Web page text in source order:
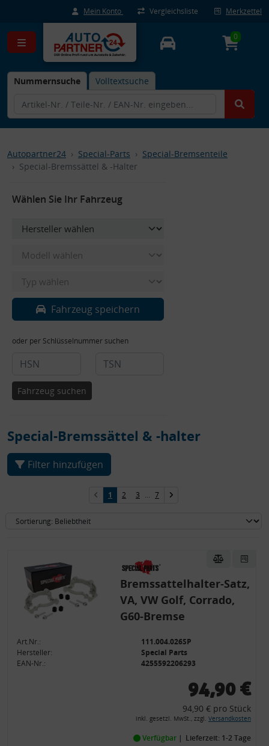
Mein Konto Vergleichsliste Merkzettel
Nummernsuche Volltextsuche
0
Autopartner24 Special-Parts
Special-Bremsenteile
Special-Bremssättel & -Halter
Wählen Sie Ihr Fahrzeug
Fahrzeug speichern
oder per Schlüsselnummer suchen
Fahrzeug suchen
Special-Bremssättel & -halter
Filter hinzufügen
1 2 3 ... 7
Bremssattelhalter-Satz,
VA, VW Golf, Corrado,
G60-Bremse
Art.Nr.:
111.004.026SP
Hersteller:
Special Parts
EAN-Nr.:
4255592206293
94,90 €
94,90 € pro Stück
inkl. gesetzl. MwSt., zzgl. Versandkosten
Verfügbar Lieferzeit: 1-2 Tage